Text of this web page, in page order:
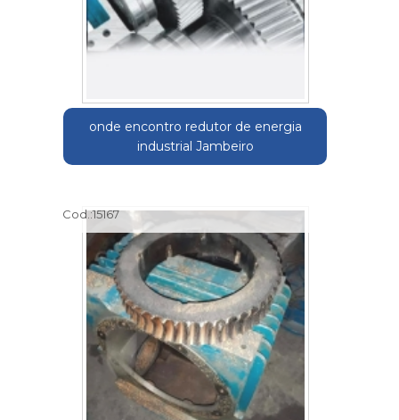
onde encontro redutor de energia
industrial Jambeiro
Cod.:15167